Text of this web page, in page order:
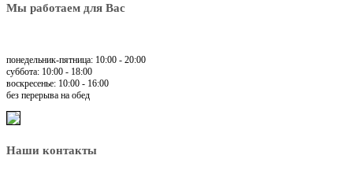
Мы работаем для Вас
понедельник-пятница: 10:00 - 20:00
суббота: 10:00 - 18:00
воскресенье: 10:00 - 16:00
без перерыва на обед
Наши контакты